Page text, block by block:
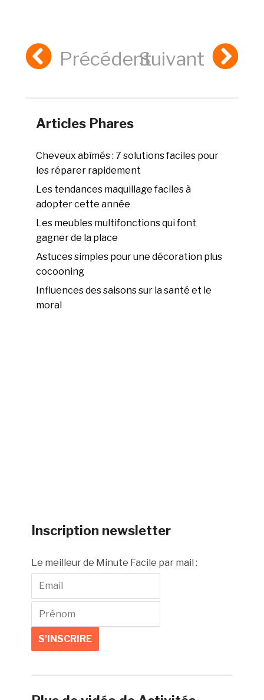
PrécédentSuivant
Articles Phares
Cheveux abîmés : 7 solutions faciles pour
les réparer rapidement
Les tendances maquillage faciles à
adopter cette année
Les meubles multifonctions qui font
gagner de la place
Astuces simples pour une décoration plus
cocooning
Influences des saisons sur la santé et le
moral
Inscription newsletter
Le meilleur de Minute Facile par mail :